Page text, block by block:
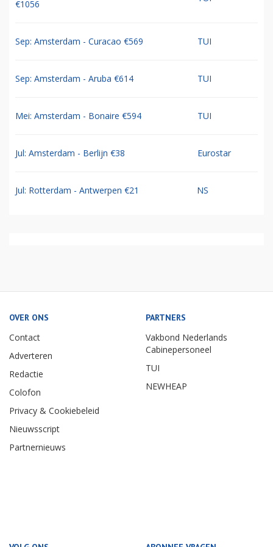
€1056
Sep: Amsterdam - Curacao €569 TUI
Sep: Amsterdam - Aruba €614 TUI
Mei: Amsterdam - Bonaire €594 TUI
Jul: Amsterdam - Berlijn €38 Eurostar
Jul: Rotterdam - Antwerpen €21 NS
OVER ONS
Contact
Adverteren
Redactie
Colofon
Privacy & Cookiebeleid
Nieuwsscript
Partnernieuws
PARTNERS
Vakbond Nederlands
Cabinepersoneel
TUI
NEWHEAP